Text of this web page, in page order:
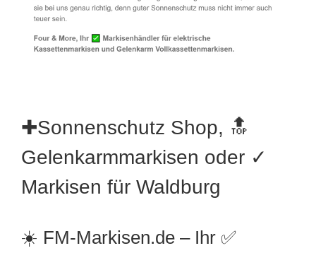
✚Sonnenschutz Shop, 🔝
Gelenkarmmarkisen oder ✓
Markisen für Waldburg
☀️ FM-Markisen.de – Ihr ✅